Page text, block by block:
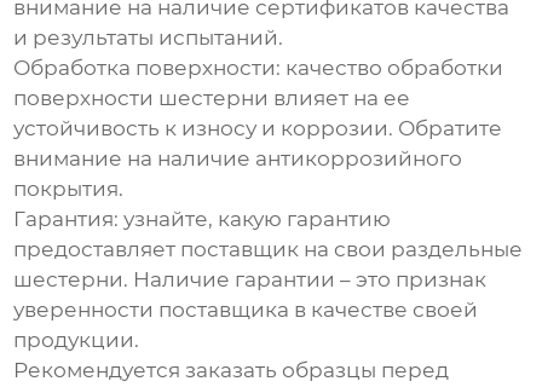
внимание на наличие сертификатов качества
и результаты испытаний.
Обработка поверхности: качество обработки
поверхности шестерни влияет на ее
устойчивость к износу и коррозии. Обратите
внимание на наличие антикоррозийного
покрытия.
Гарантия: узнайте, какую гарантию
предоставляет поставщик на свои раздельные
шестерни. Наличие гарантии – это признак
уверенности поставщика в качестве своей
продукции.
Рекомендуется заказать образцы перед